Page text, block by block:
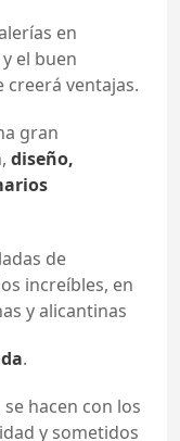
en
el buen
ventajas.
gran
diseño,
de
increíbles, en
y alicantinas
.
hacen con los
y sometidos